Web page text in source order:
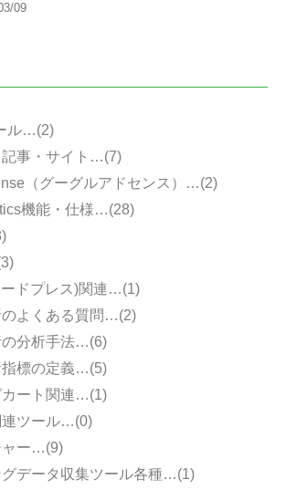
09
ル…(2)
記事・サイト…(7)
（グーグルアドセンス）…(2)
機能・仕様…(28)
ドプレス)関連…(1)
のよくある質問…(2)
の分析手法…(6)
指標の定義…(5)
カート関連…(1)
連ツール…(0)
ャー…(9)
データ収集ツール各種…(1)